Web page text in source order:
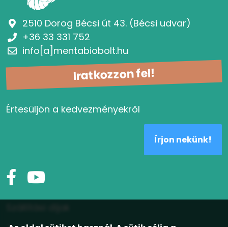
Iratkozzon fel!
Értesüljön a kedvezményekről
Írjon nekünk!
2510 Dorog Bécsi út 43. (Bécsi udvar)
+36 33 331 752
info[a]mentabiobolt.hu